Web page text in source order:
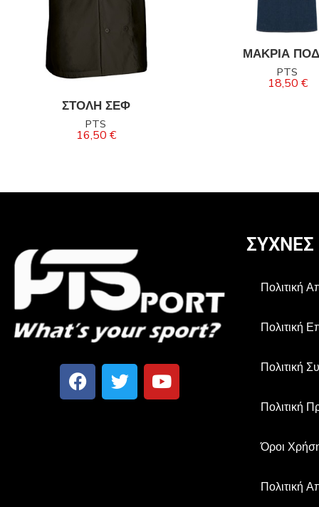
ΣΤΟΛΗ ΣΕΦ
PTS
16,50 €
ΜΑΚΡΙΑ
PTS
18,50 €
ΣΥΧΝΕΣ
Πολιτική
Πολιτική
Πολιτική
Πολιτική
Όροι
Πολιτική